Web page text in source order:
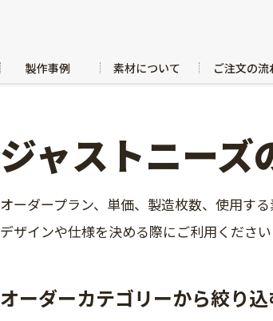
製作事例 素材について ご注文の流
ジャストニーズ
オーダープラン、単価、製造枚数、使用す
デザインや仕様を決める際にご利用ください
オーダーカテゴリーから絞り込